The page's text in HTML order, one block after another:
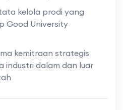
kelola prodi yang
Good University
kemitraan strategis
industri dalam dan luar